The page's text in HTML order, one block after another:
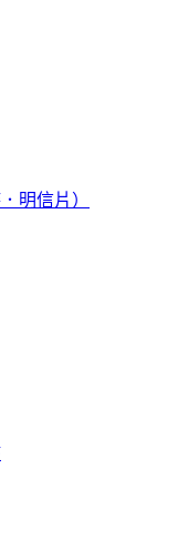
明信片）